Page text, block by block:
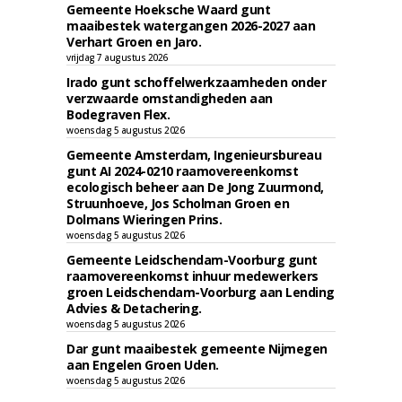
Gemeente Hoeksche Waard gunt
maaibestek watergangen 2026-2027 aan
Verhart Groen en Jaro.
vrijdag 7 augustus 2026
Irado gunt schoffelwerkzaamheden onder
verzwaarde omstandigheden aan
Bodegraven Flex.
woensdag 5 augustus 2026
Gemeente Amsterdam, Ingenieursbureau
gunt AI 2024-0210 raamovereenkomst
ecologisch beheer aan De Jong Zuurmond,
Struunhoeve, Jos Scholman Groen en
Dolmans Wieringen Prins.
woensdag 5 augustus 2026
Gemeente Leidschendam-Voorburg gunt
raamovereenkomst inhuur medewerkers
groen Leidschendam-Voorburg aan Lending
Advies & Detachering.
woensdag 5 augustus 2026
Dar gunt maaibestek gemeente Nijmegen
aan Engelen Groen Uden.
woensdag 5 augustus 2026